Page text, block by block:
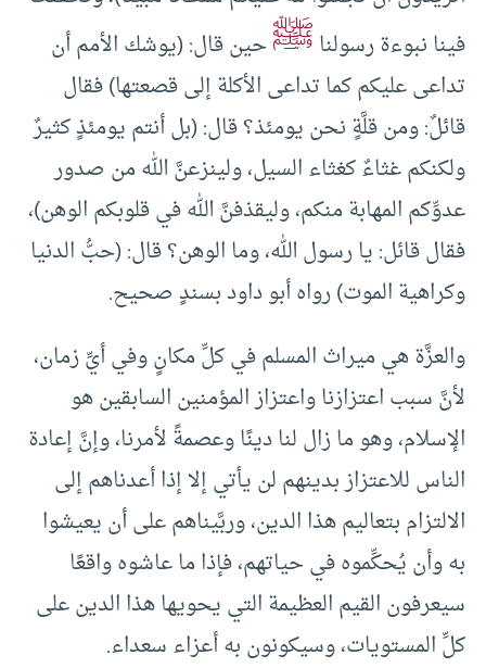
فينا نبوءة رسولناﷺحين قال: (يوشك الأمم أن
تداعى عليكم كما تداعى الأكلة إلى قصعتها) فقال
قائلٌ: ومن قلَّةٍ نحن يومئذ؟ قال: (بل أنتم يومئذٍ كثيرٌ
ولكنكم غثاءٌ كغثاء السيل، ولينزعنَّ الله من صدور
عدوِّكم المهابة منكم، وليقذفنَّ الله في قلوبكم الوهن)،
فقال قائل: يا رسول الله، وما الوهن؟ قال: (حبُّ الدنيا
وكراهية الموت) رواه أبو داود بسندٍ صحيح.
والعزَّة هي ميراث المسلم في كلِّ مكانٍ وفي أيِّ زمان،
لأنَّ سبب اعتزازنا واعتزاز المؤمنين السابقين هو
الإسلام، وهو ما زال لنا دينًا وعصمةً لأمرنا، وإنَّ إعادة
الناس للاعتزاز بدينهم لن يأتي إلا إذا أعدناهم إلى
الالتزام بتعاليم هذا الدين، وربَّيناهم على أن يعيشوا
به وأن يُحكِّموه في حياتهم، فإذا ما عاشوه واقعًا
سيعرفون القيم العظيمة التي يحويها هذا الدين على
كلِّ المستويات، وسيكونون به أعزاء سعداء.